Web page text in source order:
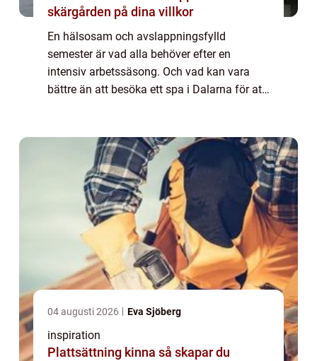
skärgården på dina villkor
En hälsosam och avslappningsfylld
semester är vad alla behöver efter en
intensiv arbetssäsong. Och vad kan vara
bättre än att besöka ett spa i Dalarna för att
04 augusti 2026 Eva Sjöberg
inspiration
Plattsättning kinna så skapar du